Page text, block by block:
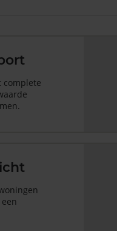
complete